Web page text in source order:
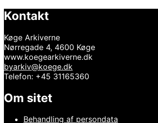
Kontakt
Køge Arkiverne
Nørregade 4, 4600 Køge
www.koegearkiverne.dk
byarkiv@koege.dk
Telefon: +45 31165360
Om sitet
Behandling af persondata